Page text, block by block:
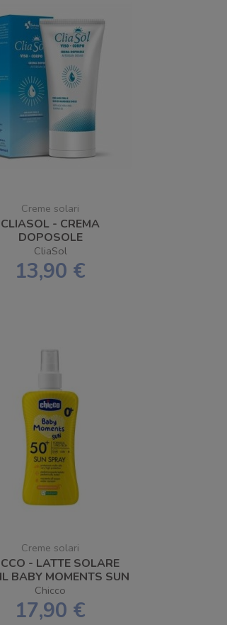
Creme solari
CLIASOL - CREMA
DOPOSOLE
CliaSol
13,90 €
Creme solari
- LATTE SOLARE
BABY MOMENTS SUN
Chicco
17,90 €